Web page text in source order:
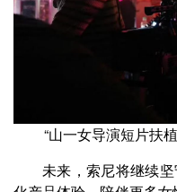
“山一女导演短片扶
未来，索尼将继续